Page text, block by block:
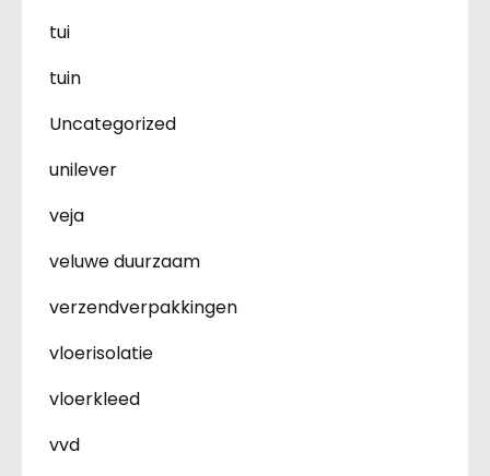
tui
tuin
Uncategorized
unilever
veja
veluwe duurzaam
verzendverpakkingen
vloerisolatie
vloerkleed
vvd